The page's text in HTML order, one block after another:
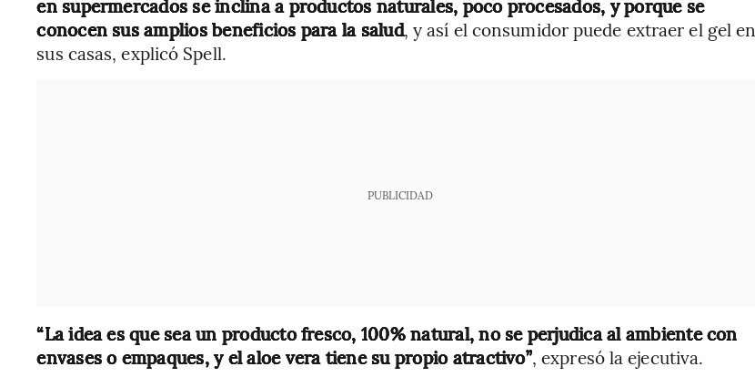
en supermercados se inclina a productos naturales, poco procesados, y porque se
conocen sus amplios beneficios para la salud, y así el consumidor puede extraer el gel en
sus casas, explicó Spell.
PUBLICIDAD
“La idea es que sea un producto fresco, 100% natural, no se perjudica al ambiente con
envases o empaques, y el aloe vera tiene su propio atractivo”, expresó la ejecutiva.